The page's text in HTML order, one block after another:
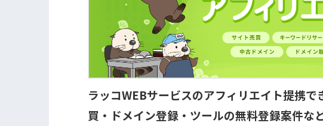
ラッコWEBサービスのアフィリエイト提携
買・ドメイン登録・ツールの無料登録案件な